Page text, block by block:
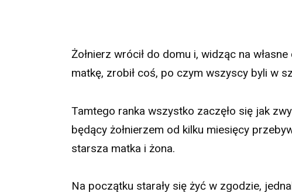
Żołnierz wrócił do domu i, widząc na
matkę, zrobił coś, po czym wszyscy byli w
Tamtego ranka wszystko zaczęło się jak
będący żołnierzem od kilku miesięcy
starsza matka i żona.
Na początku starały się żyć w zgodzie,